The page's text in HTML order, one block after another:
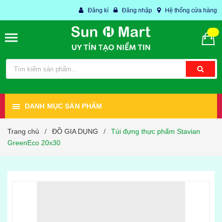
Đăng kí Đăng nhập Hệ thống cửa hàng
DANH MỤC SẢN PHẨM
Trang chủ / ĐỒ GIA DỤNG /
Túi đựng thực phẩm Stavian
GreenEco 20x30